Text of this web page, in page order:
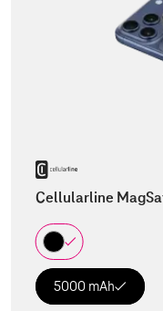
Cellularline
5000 mAh